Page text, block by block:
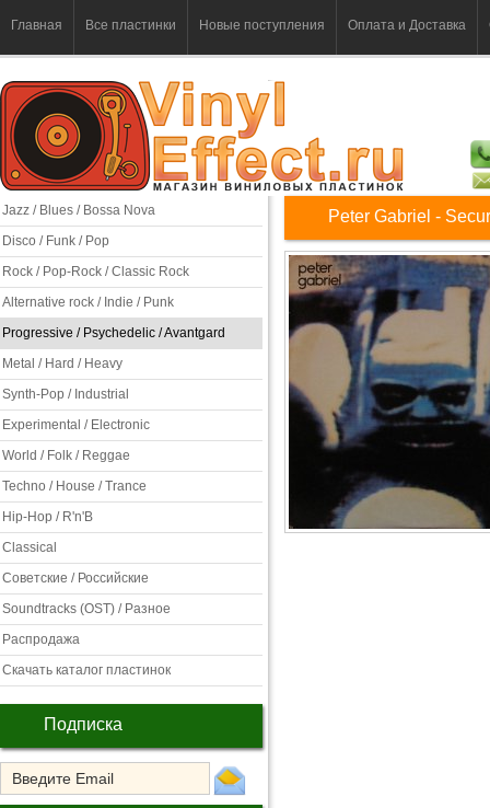
Главная Все пластинки Новые поступления Оплата и Доставка
Jazz / Blues / Bossa Nova
Disco / Funk / Pop
Rock / Pop-Rock / Classic Rock
Alternative rock / Indie / Punk
Progressive / Psychedelic / Avantgard
Metal / Hard / Heavy
Synth-Pop / Industrial
Experimental / Electronic
World / Folk / Reggae
Techno / House / Trance
Hip-Hop / R'n'B
Classical
Советские / Российские
Soundtracks (OST) / Разное
Распродажа
Скачать каталог пластинок
Подписка
Peter Gabriel -